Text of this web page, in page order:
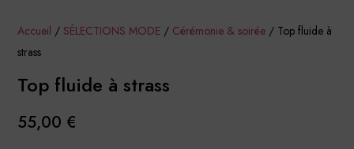
Accueil / SÉLECTIONS MODE / Cérémonie & soirée / Top fluide à
strass
Top fluide à strass
55,00 €